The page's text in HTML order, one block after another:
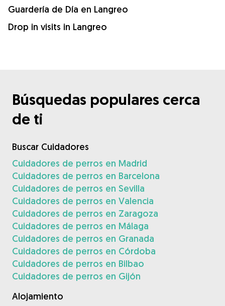
Guardería de Día en Langreo
Drop in visits in Langreo
Búsquedas populares cerca
de ti
Buscar Cuidadores
Cuidadores de perros en Madrid
Cuidadores de perros en Barcelona
Cuidadores de perros en Sevilla
Cuidadores de perros en Valencia
Cuidadores de perros en Zaragoza
Cuidadores de perros en Málaga
Cuidadores de perros en Granada
Cuidadores de perros en Córdoba
Cuidadores de perros en Bilbao
Cuidadores de perros en Gijón
Alojamiento